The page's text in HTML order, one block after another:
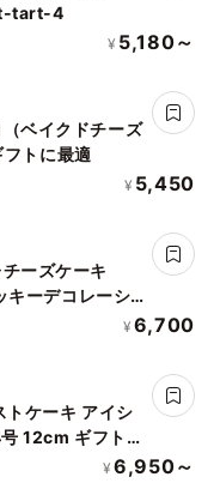
tart-4
¥ 5,180～
ベイクドチーズ
トに最適
¥ 5,450
ーズケーキ
ーデコレーシ
グ 5号 15cm
¥ 6,700
トケーキ アイシ
12cm ギフトに
¥ 6,950～